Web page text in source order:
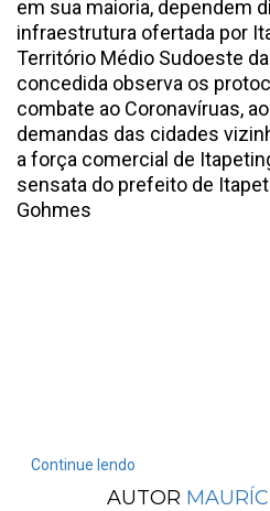
em sua maioria, dependem
infraestrutura ofertada por
Território Médio Sudoeste
concedida observa os
combate ao Coronavíruas,
demandas das cidades
a força comercial de
sensata do prefeito de
Gohmes
Continue lendo
AUTOR